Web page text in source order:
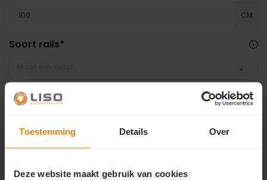
Toestemming Details Over
Deze website maakt gebruik van cookies
CM
Soort rails*
€ 89,95
€89,95 p/m
Neem contact op met onze klantenservice voor
een actuele levertijd of alternatieven viadeze
link.